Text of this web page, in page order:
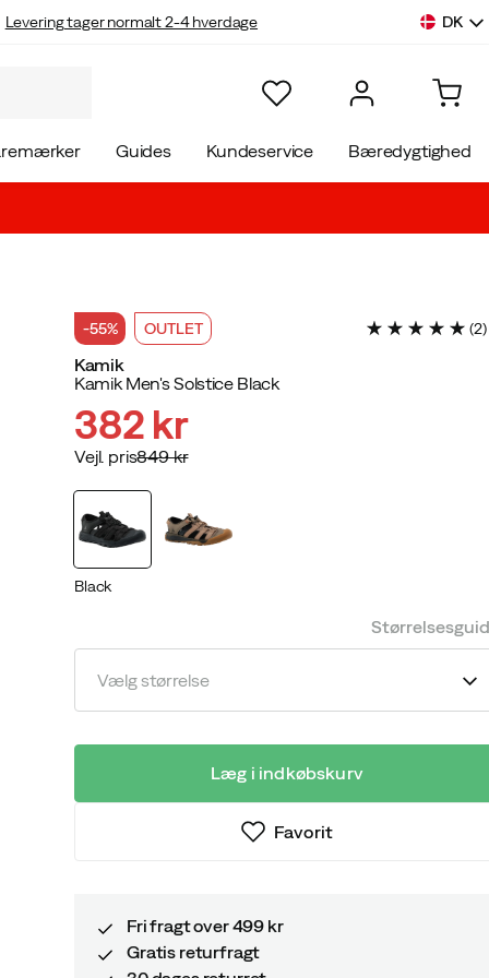
Levering tager normalt 2-4 hverdage DK
Guides Kundeservice Bæredygtighed
-55% OUTLET (2)
Kamik
Kamik Men's Solstice Black
discounted
price
382 kr
original
price
Vejl. pris849 kr
Black
Vælg størrelse
Læg i indkøbskurv
Favorit
Fri fragt over 499 kr
Gratis returfragt